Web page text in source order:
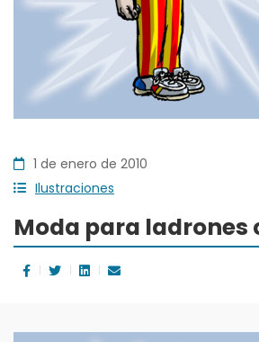
1 de enero de 2010
Ilustraciones
Moda para ladrones